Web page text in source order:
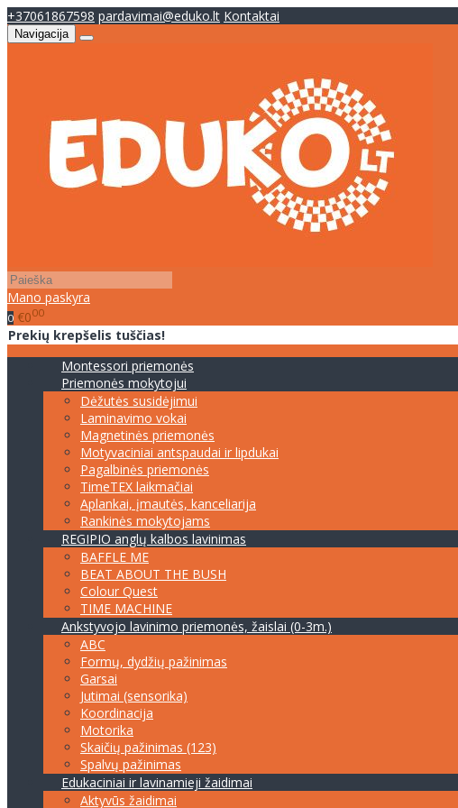
+37061867598 pardavimai@eduko.lt Kontaktai
Navigacija
Mano paskyra
0 €000
Prekių krepšelis tuščias!
Montessori priemonės
Priemonės mokytojui
Dėžutės susidėjimui
Laminavimo vokai
Magnetinės priemonės
Motyvaciniai antspaudai ir lipdukai
Pagalbinės priemonės
TimeTEX laikmačiai
Aplankai, įmautės, kanceliarija
Rankinės mokytojams
REGIPIO anglų kalbos lavinimas
BAFFLE ME
BEAT ABOUT THE BUSH
Colour Quest
TIME MACHINE
Ankstyvojo lavinimo priemonės, žaislai (0-3m.)
ABC
Formų, dydžių pažinimas
Garsai
Jutimai (sensorika)
Koordinacija
Motorika
Skaičių pažinimas (123)
Spalvų pažinimas
Edukaciniai ir lavinamieji žaidimai
Aktyvūs žaidimai